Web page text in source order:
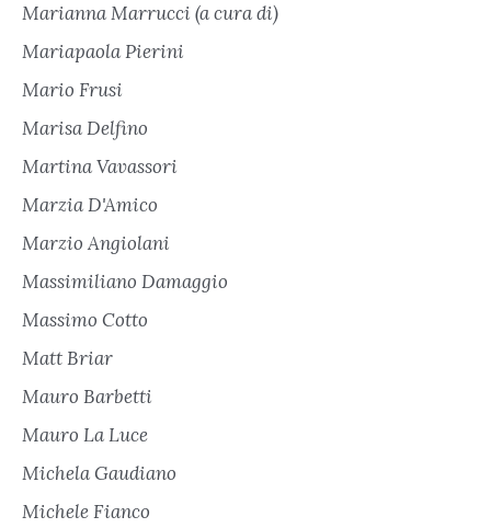
Marianna Marrucci (a cura di)
Mariapaola Pierini
Mario Frusi
Marisa Delfino
Martina Vavassori
Marzia D'Amico
Marzio Angiolani
Massimiliano Damaggio
Massimo Cotto
Matt Briar
Mauro Barbetti
Mauro La Luce
Michela Gaudiano
Michele Fianco